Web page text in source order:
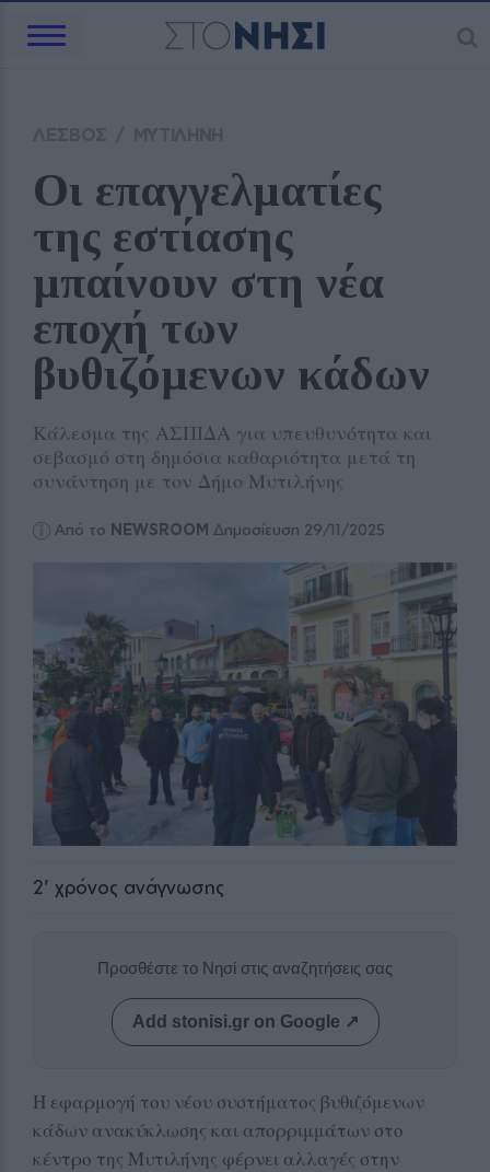
Οι επαγγελματίες
της εστίασης
μπαίνουν στη νέα
εποχή των
βυθιζόμενων κάδων
Κάλεσμα της ΑΣΠΙΔΑ για υπευθυνότητα και
σεβασμό στη δημόσια καθαριότητα μετά τη
συνάντηση με τον Δήμο Μυτιλήνης
Από το NEWSROOM Δημοσίευση 29/11/2025
2' χρόνος ανάγνωσης
Προσθέστε το Νησί στις αναζητήσεις σας
Add stonisi.gr on Google ↗
Η εφαρμογή του νέου συστήματος βυθιζόμενων
κάδων ανακύκλωσης και απορριμμάτων στο
κέντρο της Μυτιλήνης φέρνει αλλαγές στην